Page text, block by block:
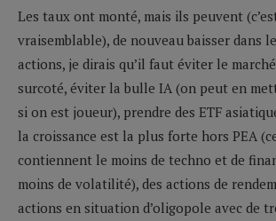
Les taux ont monté, mais ils peuvent
vraisemblable), de nouveau baisser dans
actions, je dirais qu’il faut éviter le
surcoté, éviter la bulle IA (on peut en
si on est joueur), prendre des ETF
la croissance est la plus forte hors PEA
contiennent le moins de techno et de
moins de volatilité), des actions de
actions en situation d’oligopole avec de